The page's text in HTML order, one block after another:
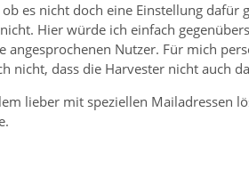
es nicht doch eine Einstellung
Hier würde ich einfach
angesprochenen Nutzer. Für mich
nicht, dass die Harvester nicht auch
lieber mit speziellen Mailadressen